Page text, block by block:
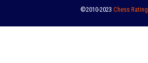
©2010-2023 Сhess Rating